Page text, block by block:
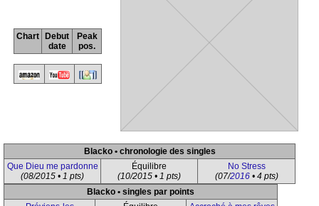
Chart
Debut
date
Peak
pos.
Blacko • chronologie des singles
Que Dieu me pardonne
(08/2015 • 1 pts)
Équilibre
(10/2015 • 1 pts)
No Stress
(07/2016• 4 pts)
Blacko • singles par points